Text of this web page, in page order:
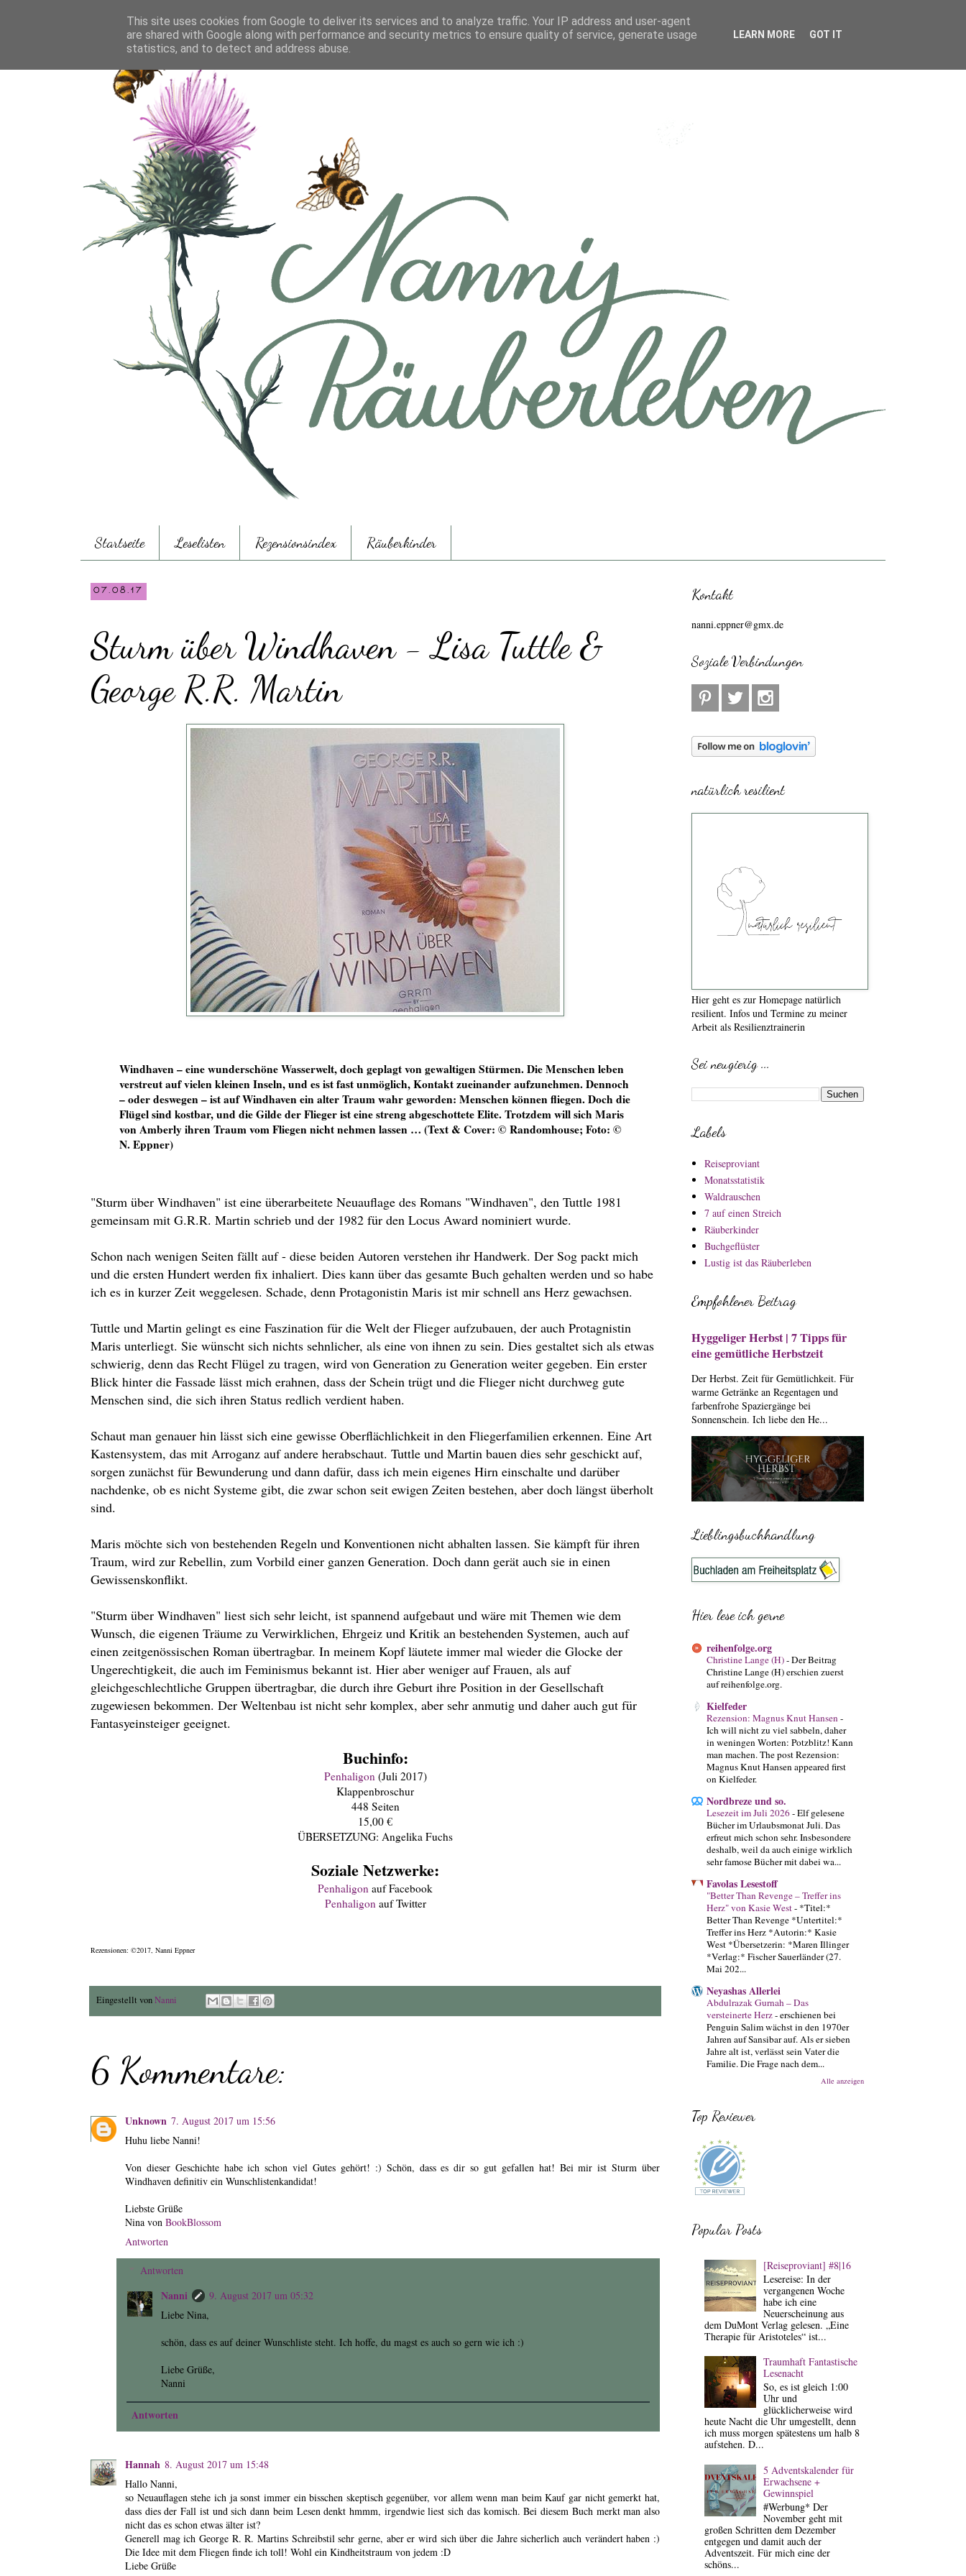
Startseite Leselisten Rezensionsindex Räuberkinder
07.08.17
Sturm über Windhaven - Lisa Tuttle &
George R.R. Martin
Windhaven – eine wunderschöne Wasserwelt, doch geplagt von gewaltigen Stürmen. Die Menschen leben
verstreut auf vielen kleinen Inseln, und es ist fast unmöglich, Kontakt zueinander aufzunehmen. Dennoch
– oder deswegen – ist auf Windhaven ein alter Traum wahr geworden: Menschen können fliegen. Doch die
Flügel sind kostbar, und die Gilde der Flieger ist eine streng abgeschottete Elite. Trotzdem will sich Maris
von Amberly ihren Traum vom Fliegen nicht nehmen lassen … (Text & Cover: © Randomhouse; Foto: ©
N. Eppner)
"Sturm über Windhaven" ist eine überarbeitete Neuauflage des Romans "Windhaven", den Tuttle 1981
gemeinsam mit G.R.R. Martin schrieb und der 1982 für den Locus Award nominiert wurde.
Schon nach wenigen Seiten fällt auf - diese beiden Autoren verstehen ihr Handwerk. Der Sog packt mich
und die ersten Hundert werden fix inhaliert. Dies kann über das gesamte Buch gehalten werden und so habe
ich es in kurzer Zeit weggelesen. Schade, denn Protagonistin Maris ist mir schnell ans Herz gewachsen.
Tuttle und Martin gelingt es eine Faszination für die Welt der Flieger aufzubauen, der auch Protagnistin
Maris unterliegt. Sie wünscht sich nichts sehnlicher, als eine von ihnen zu sein. Dies gestaltet sich als etwas
schwierig, denn das Recht Flügel zu tragen, wird von Generation zu Generation weiter gegeben. Ein erster
Blick hinter die Fassade lässt mich erahnen, dass der Schein trügt und die Flieger nicht durchweg gute
Menschen sind, die sich ihren Status redlich verdient haben.
Schaut man genauer hin lässt sich eine gewisse Oberflächlichkeit in den Fliegerfamilien erkennen. Eine Art
Kastensystem, das mit Arroganz auf andere herabschaut. Tuttle und Martin bauen dies sehr geschickt auf,
sorgen zunächst für Bewunderung und dann dafür, dass ich mein eigenes Hirn einschalte und darüber
nachdenke, ob es nicht Systeme gibt, die zwar schon seit ewigen Zeiten bestehen, aber doch längst überholt
sind.
Maris möchte sich von bestehenden Regeln und Konventionen nicht abhalten lassen. Sie kämpft für ihren
Traum, wird zur Rebellin, zum Vorbild einer ganzen Generation. Doch dann gerät auch sie in einen
Gewissenskonflikt.
"Sturm über Windhaven" liest sich sehr leicht, ist spannend aufgebaut und wäre mit Themen wie dem
Wunsch, die eigenen Träume zu Verwirklichen, Ehrgeiz und Kritik an bestehenden Systemen, auch auf
einen zeitgenössischen Roman übertragbar. In meinem Kopf läutete immer mal wieder die Glocke der
Ungerechtigkeit, die auch im Feminismus bekannt ist. Hier aber weniger auf Frauen, als auf
gleichgeschlechtliche Gruppen übertragbar, die durch ihre Geburt ihre Position in der Gesellschaft
zugewiesen bekommen. Der Weltenbau ist nicht sehr komplex, aber sehr anmutig und daher auch gut für
Fantasyeinsteiger geeignet.
Buchinfo:
Penhaligon(Juli 2017)
Klappenbroschur
448 Seiten
15,00 €
ÜBERSETZUNG: Angelika Fuchs
Soziale Netzwerke:
Penhaligon auf Facebook
Penhaligonauf Twitter
Rezensionen: ©2017, Nanni Eppner
Eingestellt vonNanni
6 Kommentare:
Unknown 7. August 2017 um 15:56
Huhu liebe Nanni!
Von dieser Geschichte habe ich schon viel Gutes gehört! :) Schön, dass es dir so gut gefallen hat! Bei mir ist Sturm über
Windhaven definitiv ein Wunschlistenkandidat!
Liebste Grüße
Nina von BookBlossom
Antworten
Antworten
Nanni
9. August 2017 um 05:32
Liebe Nina,
schön, dass es auf deiner Wunschliste steht. Ich hoffe, du magst es auch so gern wie ich :)
Liebe Grüße,
Nanni
Antworten
Hannah 8. August 2017 um 15:48
Hallo Nanni,
so Neuauflagen stehe ich ja sonst immer ein bisschen skeptisch gegenüber, vor allem wenn man beim Kauf gar nicht gemerkt hat,
dass dies der Fall ist und sich dann beim Lesen denkt hmmm, irgendwie liest sich das komisch. Bei diesem Buch merkt man also
nicht das es schon etwas älter ist?
Generell mag ich George R. R. Martins Schreibstil sehr gerne, aber er wird sich über die Jahre sicherlich auch verändert haben :)
Die Idee mit dem Fliegen finde ich toll! Wohl ein Kindheitstraum von jedem :D
Liebe Grüße
Kontakt
nanni.eppner@gmx.de
Soziale Verbindungen
natürlich resilient
Hier geht es zur Homepage natürlich
resilient. Infos und Termine zu meiner
Arbeit als Resilienztrainerin
Sei neugierig ...
Labels
Reiseproviant
Monatsstatistik
Waldrauschen
7 auf einen Streich
Räuberkinder
Buchgeflüster
Lustig ist das Räuberleben
Empfohlener Beitrag
Hyggeliger Herbst | 7 Tipps für
eine gemütliche Herbstzeit
Der Herbst. Zeit für Gemütlichkeit. Für
warme Getränke an Regentagen und
farbenfrohe Spaziergänge bei
Sonnenschein. Ich liebe den He...
Lieblingsbuchhandlung
Hier lese ich gerne
reihenfolge.org
Christine Lange (H)-Der Beitrag
Christine Lange (H) erschien zuerst
auf reihenfolge.org.
Kielfeder
Rezension: Magnus Knut Hansen-
Ich will nicht zu viel sabbeln, daher
in weningen Worten: Potzblitz! Kann
man machen. The post Rezension:
Magnus Knut Hansen appeared first
on Kielfeder.
Nordbreze und so.
Lesezeit im Juli 2026-Elf gelesene
Bücher im Urlaubsmonat Juli. Das
erfreut mich schon sehr. Insbesondere
deshalb, weil da auch einige wirklich
sehr famose Bücher mit dabei wa...
Favolas Lesestoff
"Better Than Revenge – Treffer ins
Herz" von Kasie West- *Titel:*
Better Than Revenge *Untertitel:*
Treffer ins Herz *Autorin:* Kasie
West *Übersetzerin: *Maren Illinger
*Verlag:* Fischer Sauerländer (27.
Mai 202...
Neyashas Allerlei
Abdulrazak Gurnah – Das
versteinerte Herz-erschienen bei
Penguin Salim wächst in den 1970er
Jahren auf Sansibar auf. Als er sieben
Jahre alt ist, verlässt sein Vater die
Familie. Die Frage nach dem...
Alle anzeigen
Top Reviewer
Popular Posts
[Reiseproviant] #8|16
Lesereise: In der
vergangenen Woche
habe ich eine
Neuerscheinung aus
dem DuMont Verlag gelesen. „Eine
Therapie für Aristoteles“ ist...
Traumhaft Fantastische
Lesenacht
So, es ist gleich 1:00
Uhr und
glücklicherweise wird
heute Nacht die Uhr umgestellt, denn
ich muss morgen spätestens um halb 8
aufstehen. D...
5 Adventskalender für
Erwachsene +
Gewinnspiel
#Werbung* Der
November geht mit
großen Schritten dem Dezember
entgegen und damit auch der
Adventszeit. Für mich eine der
schöns...
This site uses cookies from Google to deliver its services and to analyze traffic. Your IP address and user-agent
are shared with Google along with performance and security metrics to ensure quality of service, generate usage
statistics, and to detect and address abuse.
LEARN MORE GOT IT